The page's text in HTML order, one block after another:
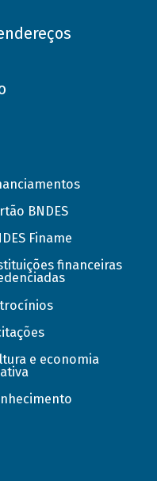
BNDES
Finame
financeiras
e economia